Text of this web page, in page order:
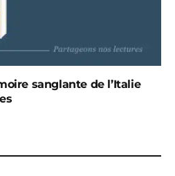
sanglante de l’Italie